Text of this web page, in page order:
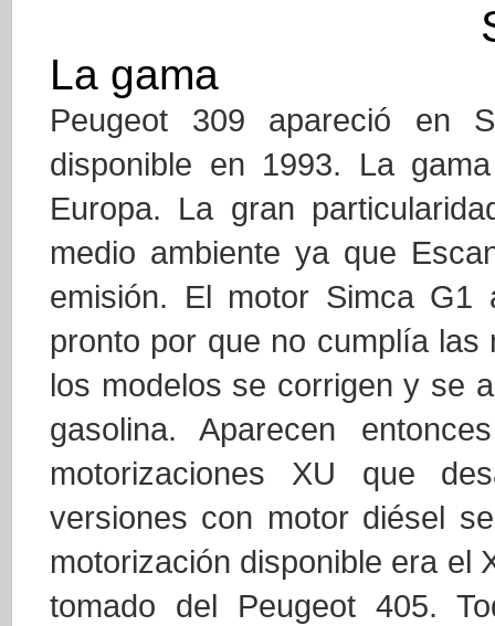
La gama
Peugeot 309 apareció en
disponible en 1993. La
Europa. La gran
medio ambiente ya que
emisión. El motor Simca G1
pronto por que no cumplía
los modelos se corrigen y se
gasolina. Aparecen
motorizaciones XU que
versiones con motor diésel
motorización disponible era el
tomado del Peugeot 405.